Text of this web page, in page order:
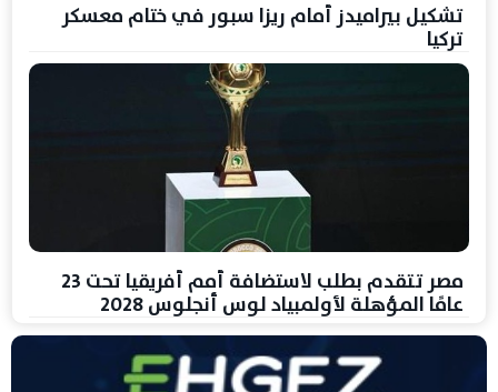
تشكيل بيراميدز أمام ريزا سبور في ختام معسكر
تركيا
مصر تتقدم بطلب لاستضافة أمم أفريقيا تحت 23
عامًا المؤهلة لأولمبياد لوس أنجلوس 2028